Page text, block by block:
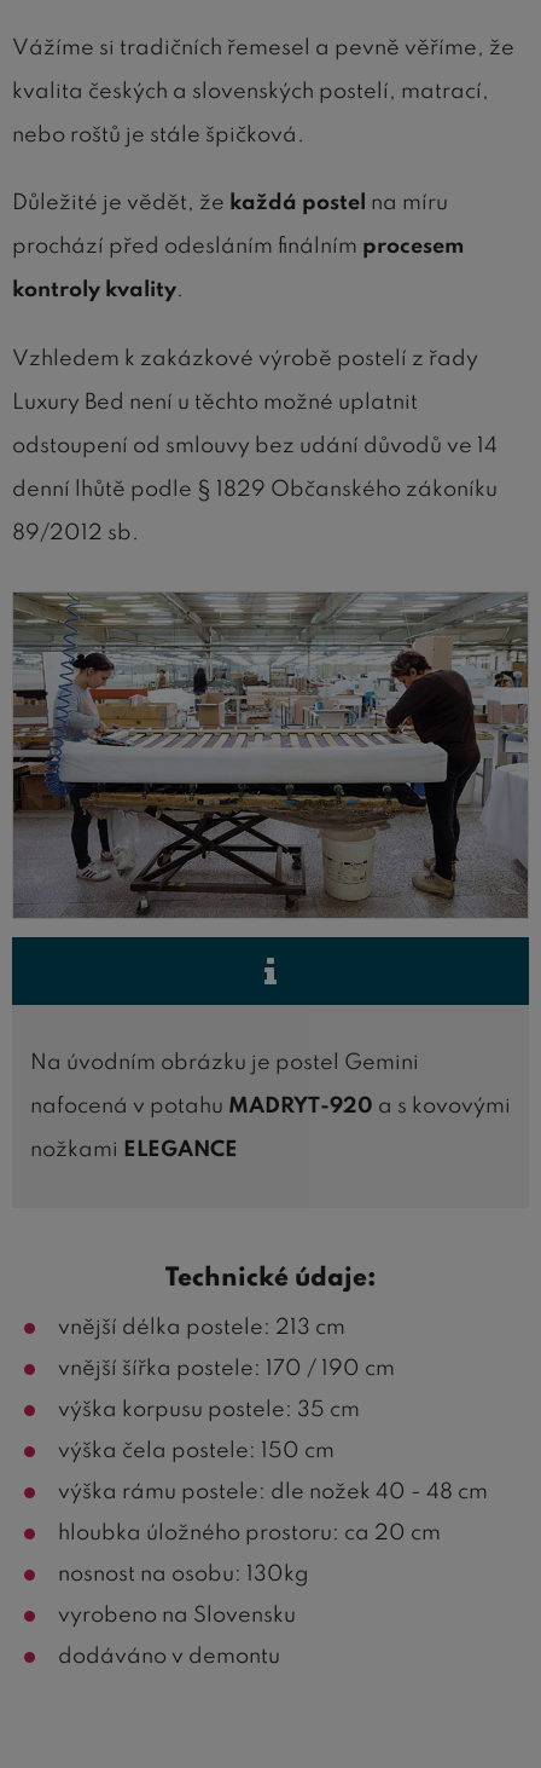
Vážíme si tradičních řemesel a pevně věříme, že
kvalita českých a slovenských postelí, matrací,
nebo roštů je stále špičková.
Důležité je vědět, že každá postel na míru
prochází před odesláním finálním procesem
kontroly kvality.
Vzhledem k zakázkové výrobě postelí z řady
Luxury Bed není u těchto možné uplatnit
odstoupení od smlouvy bez udání důvodů ve 14
denní lhůtě podle § 1829 Občanského zákoníku
89/2012 sb.
Na úvodním obrázku je postel Gemini
nafocená v potahu MADRYT-920 a s kovovými
nožkami ELEGANCE
Technické údaje:
vnější délka postele: 213 cm
vnější šířka postele: 170 / 190 cm
výška korpusu postele: 35 cm
výška čela postele: 150 cm
výška rámu postele: dle nožek 40 - 48 cm
hloubka úložného prostoru: ca 20 cm
nosnost na osobu: 130kg
vyrobeno na Slovensku
dodáváno v demontu